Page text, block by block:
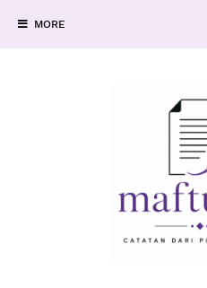
MORE